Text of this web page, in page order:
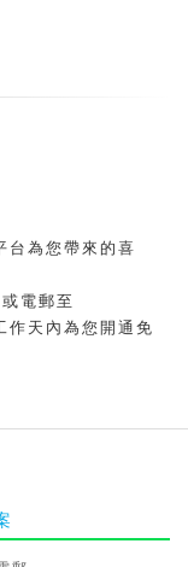
台為您帶來的喜
或電郵至
作天內為您開通免